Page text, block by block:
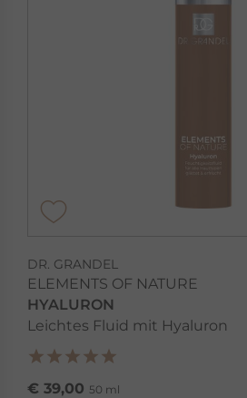
DR. GRANDEL
ELEMENTS OF NATURE
HYALURON
Leichtes Fluid mit Hyaluron
€ 39,00 50 ml